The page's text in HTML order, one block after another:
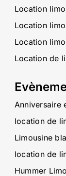
Location
Location
Location
Location de
Anniversaire
location de
Limousine
location de
Hummer